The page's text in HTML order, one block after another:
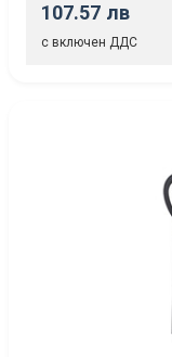
107.57 лв
с включен ДДС